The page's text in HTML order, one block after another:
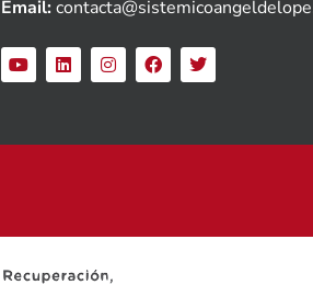
Email: